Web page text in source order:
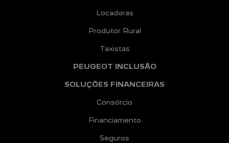
Locadoras
Produtor Rural
Taxistas
PEUGEOT INCLUSÃO
SOLUÇÕES FINANCEIRAS
Consórcio
Financiamento
Seguros